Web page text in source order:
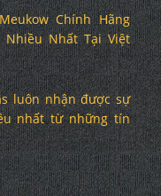
Chính Hãng
Nhất Tại Việt
luôn nhận được sự
nhất từ những tín